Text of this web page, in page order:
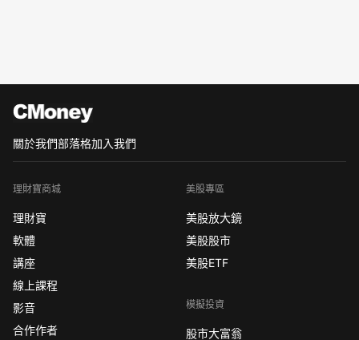
關於我們部落格加入我們
理財寶商城
理財寶
軟體
講座
線上課程
影音
合作作者
美股專區
美股放大鏡
美股股市
美股ETF
模擬投資
股市大富翁